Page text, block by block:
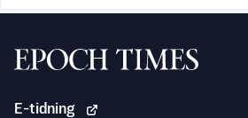
Svenska Epoch Times
E-tidning